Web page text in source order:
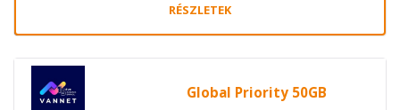
RÉSZLETEK
Global Priority 50GB